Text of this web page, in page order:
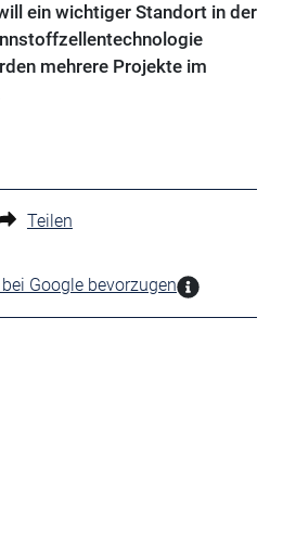
ein wichtiger Standort in der
mehrere Projekte im
Teilen
Google bevorzugen